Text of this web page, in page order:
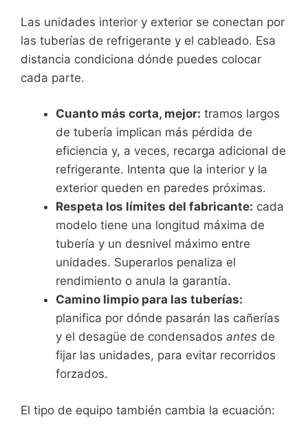
Las unidades interior y exterior se conectan por
las tuberías de refrigerante y el cableado. Esa
distancia condiciona dónde puedes colocar
cada parte.
Cuanto más corta, mejor: tramos largos
de tubería implican más pérdida de
eficiencia y, a veces, recarga adicional de
refrigerante. Intenta que la interior y la
exterior queden en paredes próximas.
Respeta los límites del fabricante: cada
modelo tiene una longitud máxima de
tubería y un desnivel máximo entre
unidades. Superarlos penaliza el
rendimiento o anula la garantía.
Camino limpio para las tuberías:
planifica por dónde pasarán las cañerías
y el desagüe de condensados antes de
fijar las unidades, para evitar recorridos
forzados.
El tipo de equipo también cambia la ecuación: